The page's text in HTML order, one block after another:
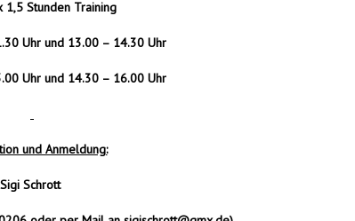
1,5 Stunden Training
Uhr und 13.00 – 14.30 Uhr
Uhr und 14.30 – 16.00 Uhr
und Anmeldung:
Sigi Schrott